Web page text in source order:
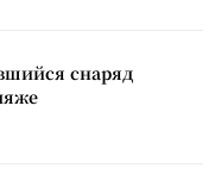
снаряд